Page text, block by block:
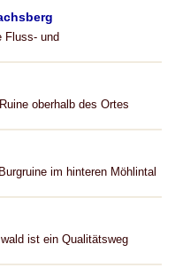
Fluss- und
oberhalb des Ortes
im hinteren Möhlintal
ist ein Qualitätsweg